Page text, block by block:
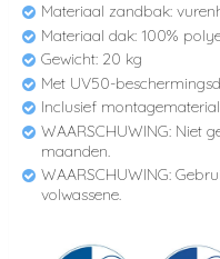
Materiaal zandbak:
Materiaal dak: 100%
Gewicht: 20 kg
Met UV50-
Inclusief
WAARSCHUWING: Niet
maanden.
WAARSCHUWING:
volwassene.